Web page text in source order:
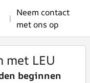
|
Neem contact
met ons op
met LEU
beginnen